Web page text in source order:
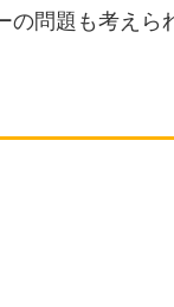
問題も考えら